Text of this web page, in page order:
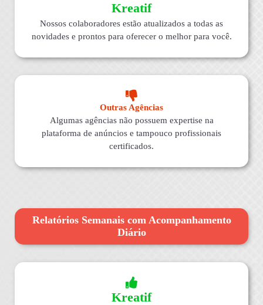
Kreatif
Nossos colaboradores estão atualizados a todas as
novidades e prontos para oferecer o melhor para você.
Outras Agências
Algumas agências não possuem expertise na
plataforma de anúncios e tampouco profissionais
certificados.
Relatórios Semanais com Acompanhamento
Diário
Kreatif